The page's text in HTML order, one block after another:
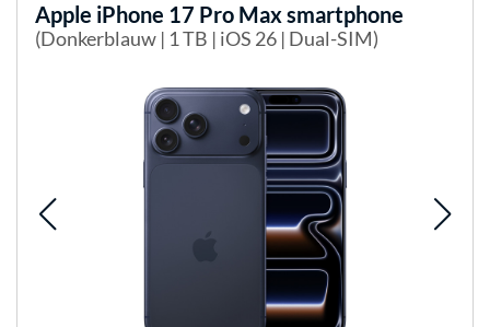
Apple iPhone 17 Pro Max smartphone
(Donkerblauw | 1 TB | iOS 26 | Dual-SIM)